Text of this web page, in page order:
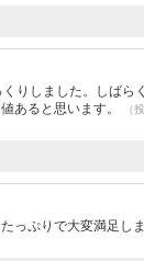
りしました。しばら
あると思います。
（投
っぷりで大変満足しま